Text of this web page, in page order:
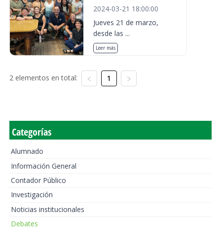
2024-03-21 18:00:00
Jueves 21 de marzo,
desde las ...
Leer más
2 elementos en total: 1
Categorías
Alumnado
Información General
Contador Público
Investigación
Noticias institucionales
Debates